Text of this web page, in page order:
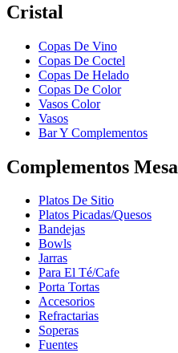
Cristal
Copas De Vino
Copas De Coctel
Copas De Helado
Copas De Color
Vasos Color
Vasos
Bar Y Complementos
Complementos Mesa
Platos De Sitio
Platos Picadas/Quesos
Bandejas
Bowls
Jarras
Para El Té/Cafe
Porta Tortas
Accesorios
Refractarias
Soperas
Fuentes